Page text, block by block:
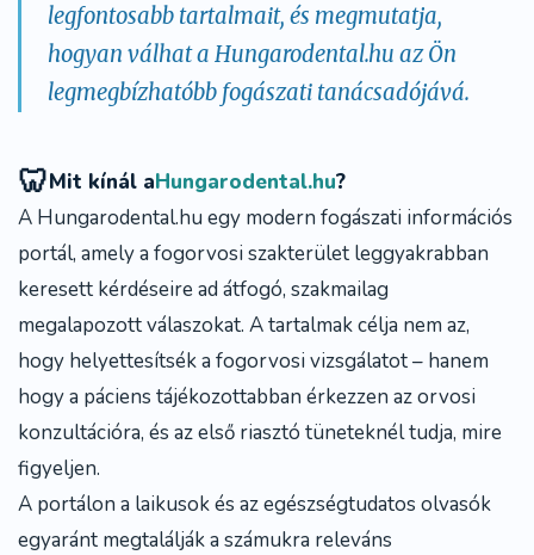
legfontosabb tartalmait, és megmutatja,
hogyan válhat a Hungarodental.hu az Ön
legmegbízhatóbb fogászati tanácsadójává.
🦷Mit kínál aHungarodental.hu?
A Hungarodental.hu egy modern fogászati információs
portál, amely a fogorvosi szakterület leggyakrabban
keresett kérdéseire ad átfogó, szakmailag
megalapozott válaszokat. A tartalmak célja nem az,
hogy helyettesítsék a fogorvosi vizsgálatot – hanem
hogy a páciens tájékozottabban érkezzen az orvosi
konzultációra, és az első riasztó tüneteknél tudja, mire
figyeljen.
A portálon a laikusok és az egészségtudatos olvasók
egyaránt megtalálják a számukra releváns